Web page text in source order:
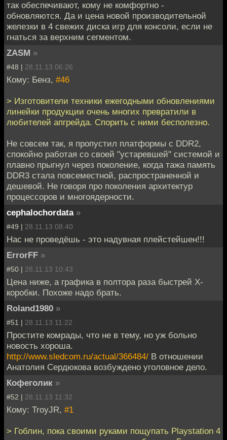
так обеспечивают, кому не комфортно -
обновляются. Да и цена новой производительной
железки в 4 свежих диска игр для консоли, если не
гнаться за верхним сегментом.
ZASM »
#48 | 28.11.13 06:26
Кому: Бенз, #46
> Изготовители техники ежегодными обновлениями
линейки продукции очень многих превратили в
любителей апгрейда. Спорить с ними бесполезно.
Не совсем так, я пропустил платформы с DDR2,
спокойно работая со своей "устаревшей" системой и
плавно прыгнул через поколение, когда тажа память
DDR3 стала повсеместной, распространенной и
дешевой. Не говоря про поколения архитектур
процессоров и многоядерности.
cephalochordata »
#49 | 28.11.13 08:40
Нас не проведёшь - это надувная плейстейшен!!!
ErrorFF »
#50 | 28.11.13 10:43
Цена ниже, а графика в полтора раза быстрей Х-
коробки. Похоже надо брать.
Roland1980 »
#51 | 28.11.13 11:22
Простите комрады, что не в тему, но уж больно
новость хороша.
http://www.sledcom.ru/actual/366484/ В отношении
Анатолия Сердюкова возбуждено уголовное дело.
Кофеголик »
#52 | 28.11.13 11:32
Кому: TroyJR, #1
> Гоблин, пока своими руками пощупать Playstation 4